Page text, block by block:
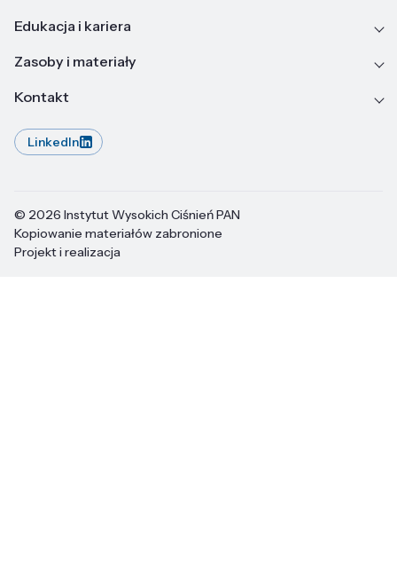
Edukacja i kariera
Zasoby i materiały
Kontakt
LinkedIn
© 2026 Instytut Wysokich Ciśnień PAN
Kopiowanie materiałów zabronione
Projekt i realizacja